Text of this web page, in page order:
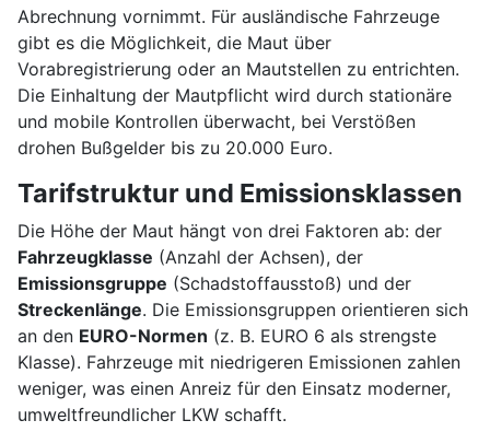
Abrechnung vornimmt. Für ausländische Fahrzeuge
gibt es die Möglichkeit, die Maut über
Vorabregistrierung oder an Mautstellen zu entrichten.
Die Einhaltung der Mautpflicht wird durch stationäre
und mobile Kontrollen überwacht, bei Verstößen
drohen Bußgelder bis zu 20.000 Euro.
Tarifstruktur und Emissionsklassen
Die Höhe der Maut hängt von drei Faktoren ab: der
Fahrzeugklasse (Anzahl der Achsen), der
Emissionsgruppe (Schadstoffausstoß) und der
Streckenlänge. Die Emissionsgruppen orientieren sich
an den EURO-Normen (z. B. EURO 6 als strengste
Klasse). Fahrzeuge mit niedrigeren Emissionen zahlen
weniger, was einen Anreiz für den Einsatz moderner,
umweltfreundlicher LKW schafft.